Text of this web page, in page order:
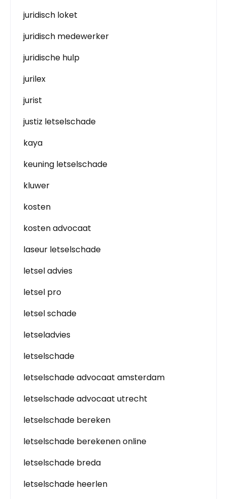
juridisch loket
juridisch medewerker
juridische hulp
jurilex
jurist
justiz letselschade
kaya
keuning letselschade
kluwer
kosten
kosten advocaat
laseur letselschade
letsel advies
letsel pro
letsel schade
letseladvies
letselschade
letselschade advocaat amsterdam
letselschade advocaat utrecht
letselschade bereken
letselschade berekenen online
letselschade breda
letselschade heerlen